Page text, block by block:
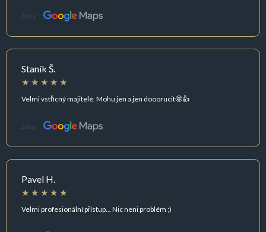
Zdroj:
Staník Š.
Velmi vstřícný majitelé. Mohu jen a jen dooorucit🤩👍
Zdroj:
Pavel H.
Velmi profesionální přístup... Nic neni problém ;)